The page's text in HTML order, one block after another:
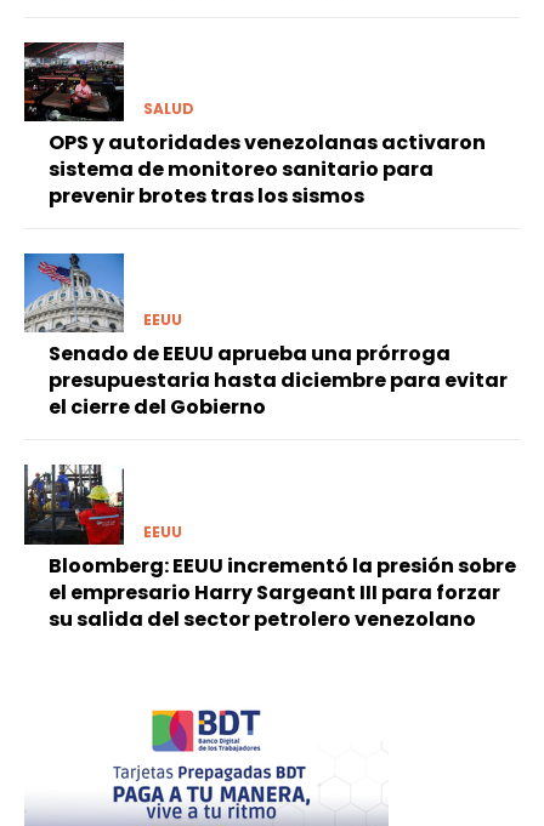
SALUD
OPS y autoridades venezolanas activaron
sistema de monitoreo sanitario para
prevenir brotes tras los sismos
EEUU
Senado de EEUU aprueba una prórroga
presupuestaria hasta diciembre para evitar
el cierre del Gobierno
EEUU
Bloomberg: EEUU incrementó la presión sobre
el empresario Harry Sargeant III para forzar
su salida del sector petrolero venezolano